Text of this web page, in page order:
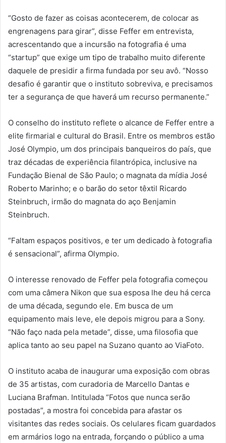
“Gosto de fazer as coisas acontecerem, de colocar as
engrenagens para girar”, disse Feffer em entrevista,
acrescentando que a incursão na fotografia é uma
“startup” que exige um tipo de trabalho muito diferente
daquele de presidir a firma fundada por seu avô. “Nosso
desafio é garantir que o instituto sobreviva, e precisamos
ter a segurança de que haverá um recurso permanente.”
O conselho do instituto reflete o alcance de Feffer entre a
elite firmarial e cultural do Brasil. Entre os membros estão
José Olympio, um dos principais banqueiros do país, que
traz décadas de experiência filantrópica, inclusive na
Fundação Bienal de São Paulo; o magnata da mídia José
Roberto Marinho; e o barão do setor têxtil Ricardo
Steinbruch, irmão do magnata do aço Benjamin
Steinbruch.
“Faltam espaços positivos, e ter um dedicado à fotografia
é sensacional”, afirma Olympio.
O interesse renovado de Feffer pela fotografia começou
com uma câmera Nikon que sua esposa lhe deu há cerca
de uma década, segundo ele. Em busca de um
equipamento mais leve, ele depois migrou para a Sony.
“Não faço nada pela metade”, disse, uma filosofia que
aplica tanto ao seu papel na Suzano quanto ao ViaFoto.
O instituto acaba de inaugurar uma exposição com obras
de 35 artistas, com curadoria de Marcello Dantas e
Luciana Brafman. Intitulada “Fotos que nunca serão
postadas”, a mostra foi concebida para afastar os
visitantes das redes sociais. Os celulares ficam guardados
em armários logo na entrada, forçando o público a uma